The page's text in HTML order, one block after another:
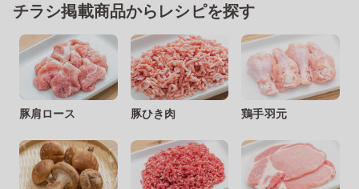
チラシ掲載商品からレシピを探す
豚肩ロース 豚ひき肉 鶏手羽元